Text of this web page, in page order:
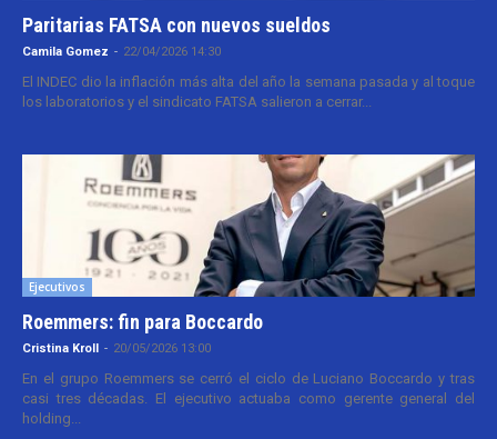
Paritarias FATSA con nuevos sueldos
Camila Gomez - 22/04/2026 14:30
El INDEC dio la inflación más alta del año la semana pasada y al toque
los laboratorios y el sindicato FATSA salieron a cerrar...
Ejecutivos
Roemmers: fin para Boccardo
Cristina Kroll - 20/05/2026 13:00
En el grupo Roemmers se cerró el ciclo de Luciano Boccardo y tras
casi tres décadas. El ejecutivo actuaba como gerente general del
holding...